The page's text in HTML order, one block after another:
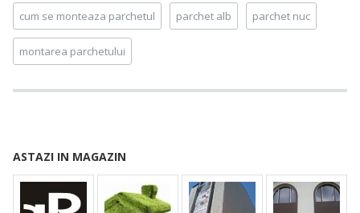
cum se monteaza parchetul parchet alb parchet nuc
montarea parchetului
ASTAZI IN MAGAZIN